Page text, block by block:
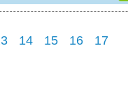
14 15 16
17